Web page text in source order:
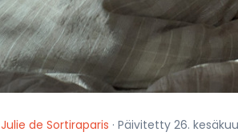
Julie de Sortiraparis · Päivitetty 26. kesäkuu